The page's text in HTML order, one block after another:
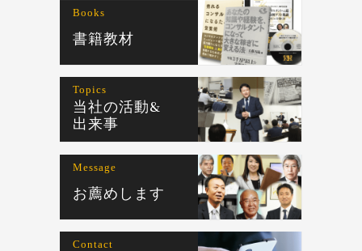
Books
書籍教材
Topics
当社の活動&
出来事
Message
お薦めします
Contact